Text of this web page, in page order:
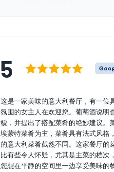
5
这是一家美味的意大利餐厅，有一位
氛围的女主人在欢迎您。葡萄酒说明
貌，并提出了搭配菜肴的绝妙建议。
埃蒙特菜肴为主，菜肴具有法式风格
的意大利菜肴截然不同。这家餐厅的
比有些令人怀疑，尤其是主菜的档次
您想在平静的空间里一边享受美味的